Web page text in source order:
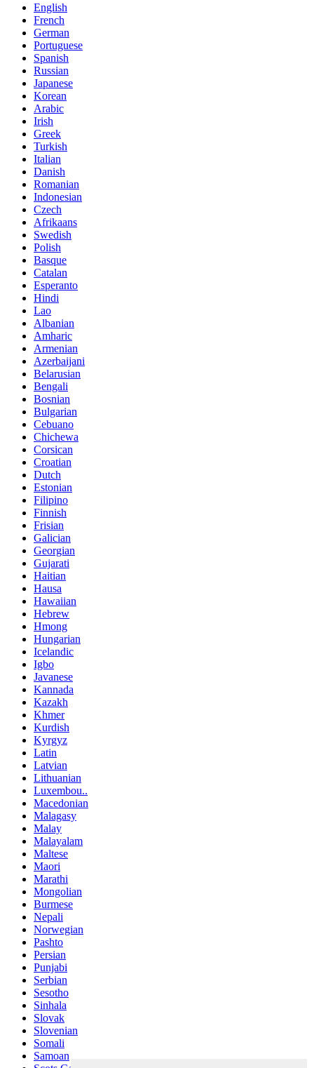
English
French
German
Portuguese
Spanish
Russian
Japanese
Korean
Arabic
Irish
Greek
Turkish
Italian
Danish
Romanian
Indonesian
Czech
Afrikaans
Swedish
Polish
Basque
Catalan
Esperanto
Hindi
Lao
Albanian
Amharic
Armenian
Azerbaijani
Belarusian
Bengali
Bosnian
Bulgarian
Cebuano
Chichewa
Corsican
Croatian
Dutch
Estonian
Filipino
Finnish
Frisian
Galician
Georgian
Gujarati
Haitian
Hausa
Hawaiian
Hebrew
Hmong
Hungarian
Icelandic
Igbo
Javanese
Kannada
Kazakh
Khmer
Kurdish
Kyrgyz
Latin
Latvian
Lithuanian
Luxembou..
Macedonian
Malagasy
Malay
Malayalam
Maltese
Maori
Marathi
Mongolian
Burmese
Nepali
Norwegian
Pashto
Persian
Punjabi
Serbian
Sesotho
Sinhala
Slovak
Slovenian
Somali
Samoan